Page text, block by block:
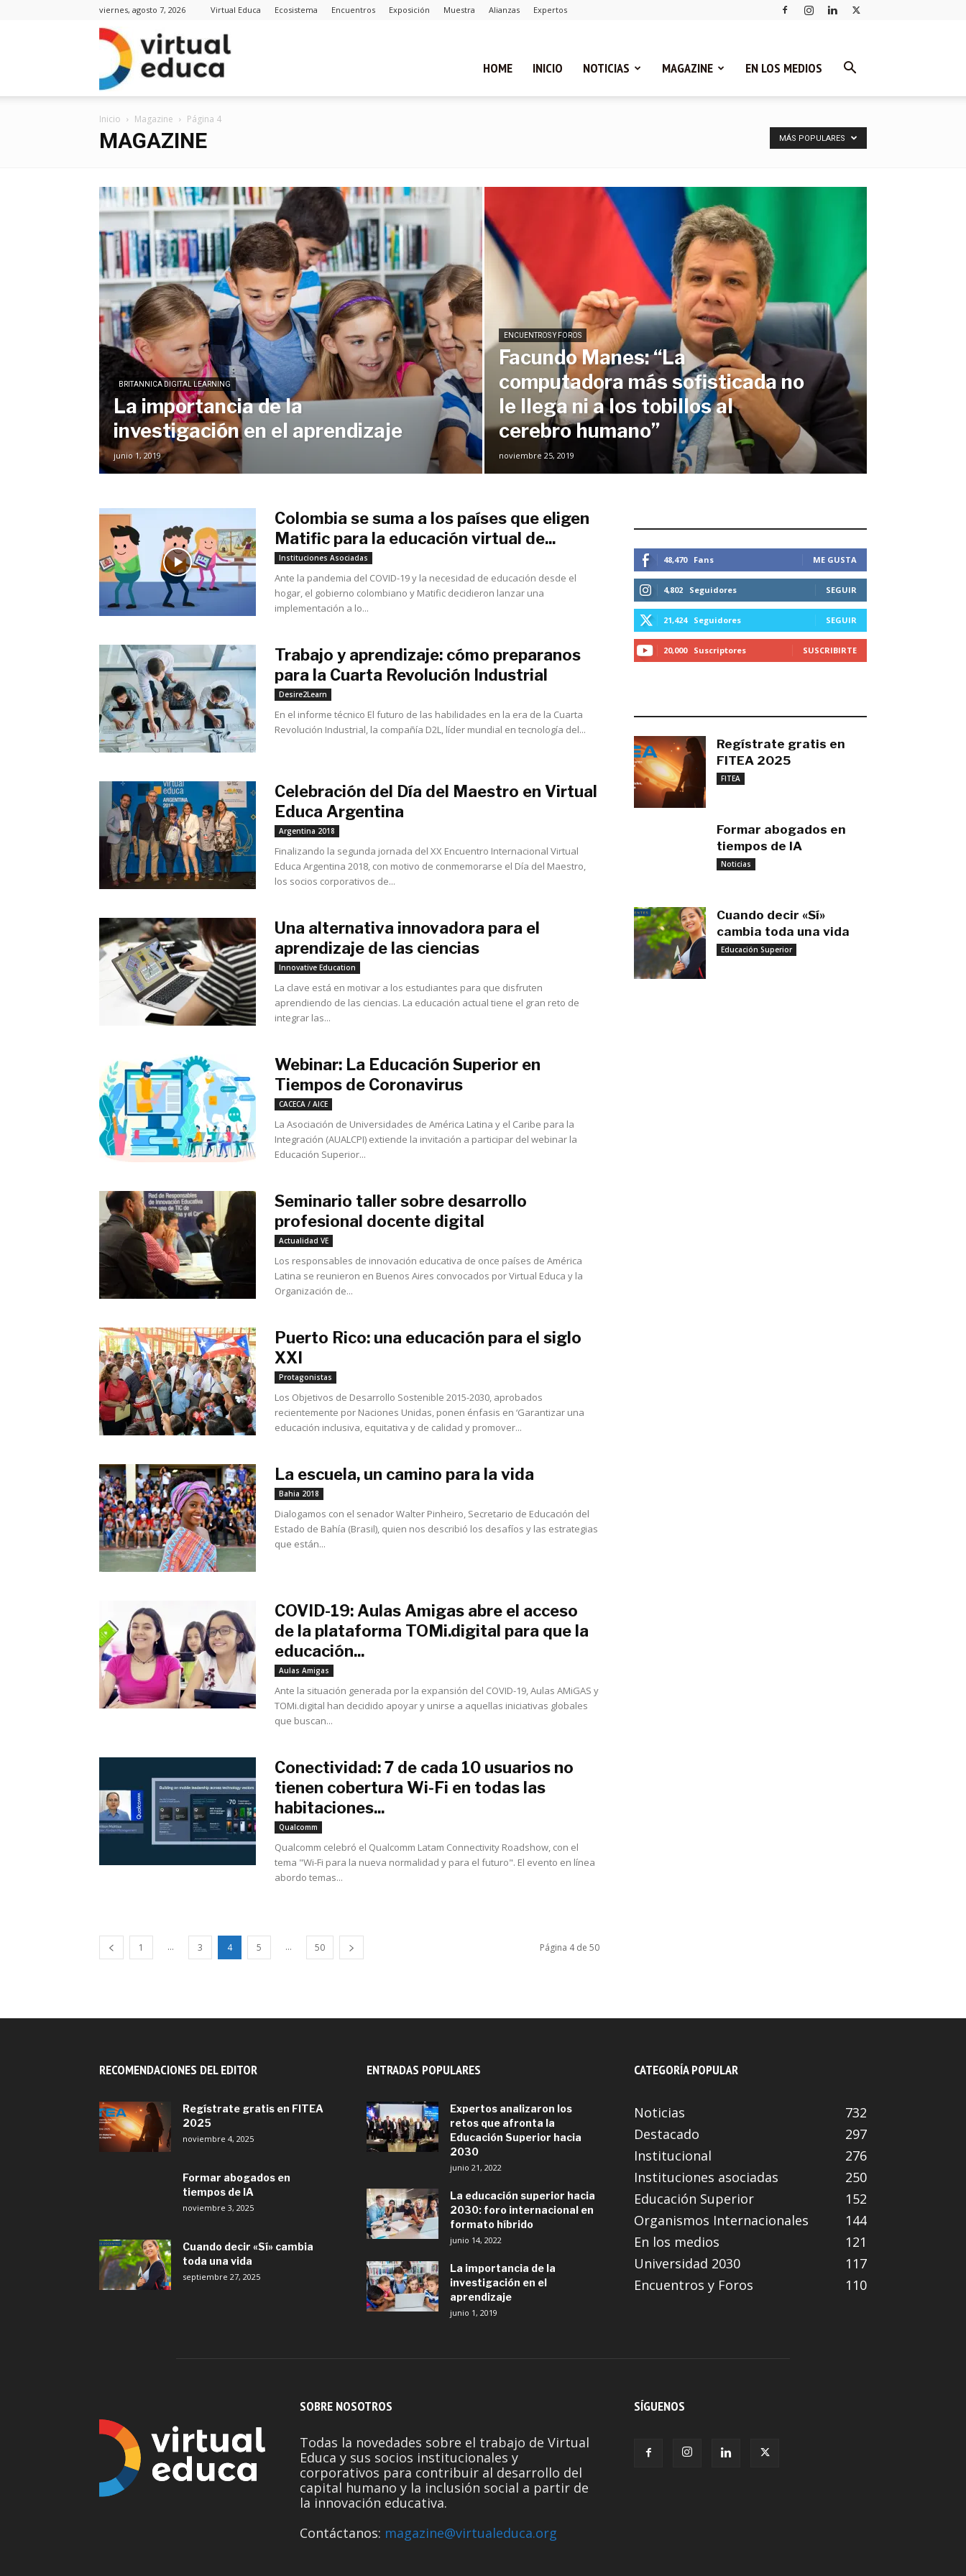
viernes, agosto 7, 2026 Virtual Educa Ecosistema Encuentros Exposición Muestra Alianzas Expertos
Noticias
HOME INICIO NOTICIAS MAGAZINE EN LOS MEDIOS
Inicio Magazine Página 4
MAGAZINE MÁS POPULARES
BRITANNICA DIGITAL LEARNING
La importancia de la
investigación en el aprendizaje
junio 1, 2019
ENCUENTROS Y FOROS
Facundo Manes: “La
computadora más sofisticada no
le llega ni a los tobillos al
cerebro humano”
noviembre 25, 2019
Colombia se suma a los países que eligen
Matific para la educación virtual de...
Instituciones Asociadas
Ante la pandemia del COVID-19 y la necesidad de educación desde el
hogar, el gobierno colombiano y Matific decidieron lanzar una
implementación a lo...
Trabajo y aprendizaje: cómo preparanos
para la Cuarta Revolución Industrial
Desire2Learn
En el informe técnico El futuro de las habilidades en la era de la Cuarta
Revolución Industrial, la compañía D2L, líder mundial en tecnología del...
Celebración del Día del Maestro en Virtual
Educa Argentina
Argentina 2018
Finalizando la segunda jornada del XX Encuentro Internacional Virtual
Educa Argentina 2018, con motivo de conmemorarse el Día del Maestro,
los socios corporativos de...
Una alternativa innovadora para el
aprendizaje de las ciencias
Innovative Education
La clave está en motivar a los estudiantes para que disfruten
aprendiendo de las ciencias. La educación actual tiene el gran reto de
integrar las...
Webinar: La Educación Superior en
Tiempos de Coronavirus
CACECA / AICE
La Asociación de Universidades de América Latina y el Caribe para la
Integración (AUALCPI) extiende la invitación a participar del webinar la
Educación Superior...
Seminario taller sobre desarrollo
profesional docente digital
Actualidad VE
Los responsables de innovación educativa de once países de América
Latina se reunieron en Buenos Aires convocados por Virtual Educa y la
Organización de...
Puerto Rico: una educación para el siglo
XXI
Protagonistas
Los Objetivos de Desarrollo Sostenible 2015-2030, aprobados
recientemente por Naciones Unidas, ponen énfasis en ‘Garantizar una
educación inclusiva, equitativa y de calidad y promover...
La escuela, un camino para la vida
Bahia 2018
Dialogamos con el senador Walter Pinheiro, Secretario de Educación del
Estado de Bahía (Brasil), quien nos describió los desafíos y las estrategias
que están...
COVID-19: Aulas Amigas abre el acceso
de la plataforma TOMi.digital para que la
educación...
Aulas Amigas
Ante la situación generada por la expansión del COVID-19, Aulas AMiGAS y
TOMi.digital han decidido apoyar y unirse a aquellas iniciativas globales
que buscan...
Conectividad: 7 de cada 10 usuarios no
tienen cobertura Wi-Fi en todas las
habitaciones...
Qualcomm
Qualcomm celebró el Qualcomm Latam Connectivity Roadshow, con el
tema "Wi-Fi para la nueva normalidad y para el futuro". El evento en línea
abordo temas...
1 ... 3 4 5 ... 50 Página 4 de 50
48,470 Fans ME GUSTA
4,802 Seguidores SEGUIR
21,424 Seguidores SEGUIR
20,000 Suscriptores SUSCRIBIRTE
Regístrate gratis en
FITEA 2025
FITEA
Formar abogados en
tiempos de IA
Noticias
Cuando decir «Sí»
cambia toda una vida
Educación Superior
RECOMENDACIONES DEL EDITOR
Regístrate gratis en FITEA
2025
noviembre 4, 2025
Formar abogados en
tiempos de IA
noviembre 3, 2025
Cuando decir «Sí» cambia
toda una vida
septiembre 27, 2025
ENTRADAS POPULARES
Expertos analizaron los
retos que afronta la
Educación Superior hacia
2030
junio 21, 2022
La educación superior hacia
2030: foro internacional en
formato híbrido
junio 14, 2022
La importancia de la
investigación en el
aprendizaje
junio 1, 2019
CATEGORÍA POPULAR
Noticias
732
Destacado
297
Institucional
276
Instituciones asociadas
250
Educación Superior
152
Organismos Internacionales
144
En los medios
121
Universidad 2030
117
Encuentros y Foros
110
SOBRE NOSOTROS
Todas la novedades sobre el trabajo de Virtual
Educa y sus socios institucionales y
corporativos para contribuir al desarrollo del
capital humano y la inclusión social a partir de
la innovación educativa.
Contáctanos: magazine@virtualeduca.org
SÍGUENOS